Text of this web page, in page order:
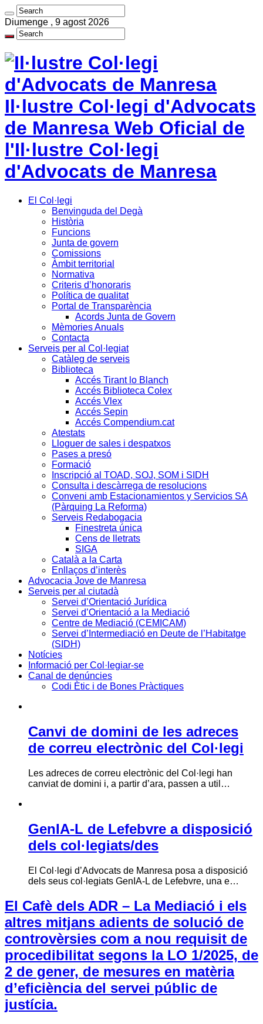
Diumenge , 9 agost 2026
Il·lustre Col·legi d'Advocats
de Manresa Web Oficial de
l'Il·lustre Col·legi
d'Advocats de Manresa
El Col·legi
Benvinguda del Degà
Història
Funcions
Junta de govern
Comissions
Àmbit territorial
Normativa
Criteris d’honoraris
Política de qualitat
Portal de Transparència
Acords Junta de Govern
Mèmories Anuals
Contacta
Serveis per al Col·legiat
Catàleg de serveis
Biblioteca
Accés Tirant lo Blanch
Accés Biblioteca Colex
Accés Vlex
Accés Sepin
Accés Compendium.cat
Atestats
Lloguer de sales i despatxos
Pases a presó
Formació
Inscripció al TOAD, SOJ, SOM i SIDH
Consulta i descàrrega de resolucions
Conveni amb Estacionamientos y Servicios SA
(Pàrquing La Reforma)
Serveis Redabogacia
Finestreta única
Cens de lletrats
SIGA
Català a la Carta
Enllaços d’interès
Advocacia Jove de Manresa
Serveis per al ciutadà
Servei d’Orientació Jurídica
Servei d’Orientació a la Mediació
Centre de Mediació (CEMICAM)
Servei d’Intermediació en Deute de l’Habitatge
(SIDH)
Notícies
Informació per Col·legiar-se
Canal de denúncies
Codi Ètic i de Bones Pràctiques
Canvi de domini de les adreces
de correu electrònic del Col·legi
Les adreces de correu electrònic del Col·legi han
canviat de domini i, a partir d’ara, passen a util…
GenIA-L de Lefebvre a disposició
dels col·legiats/des
El Col·legi d’Advocats de Manresa posa a disposició
dels seus col·legiats GenIA-L de Lefebvre, una e…
El Cafè dels ADR – La Mediació i els
altres mitjans adients de solució de
controvèrsies com a nou requisit de
procedibilitat segons la LO 1/2025, de
2 de gener, de mesures en matèria
d’eficiència del servei públic de
justícia.